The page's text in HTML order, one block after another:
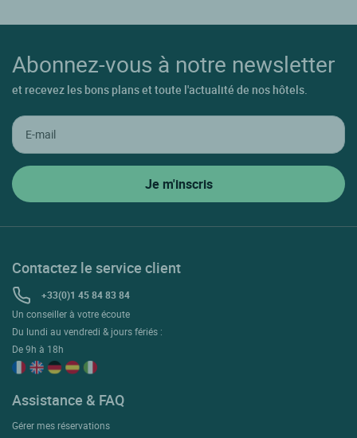
Abonnez-vous à notre newsletter
et recevez les bons plans et toute l'actualité de nos hôtels.
Contactez le service client
+33(0)1 45 84 83 84
Un conseiller à votre écoute
Du lundi au vendredi & jours fériés :
De 9h à 18h
Assistance & FAQ
Gérer mes réservations